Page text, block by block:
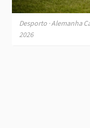
Desporto · Alemanha
2026